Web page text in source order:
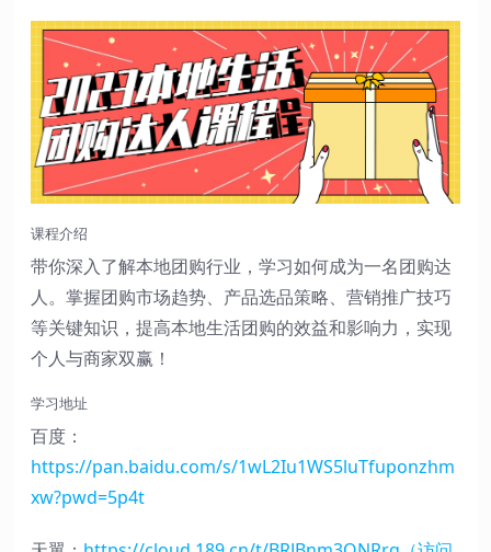
课程介绍
带你深入了解本地团购行业，学习如何成为一名团购达
人。掌握团购市场趋势、产品选品策略、营销推广技巧
等关键知识，提高本地生活团购的效益和影响力，实现
个人与商家双赢！
学习地址
百度：
https://pan.baidu.com/s/1wL2Iu1WS5luTfuponzhm
xw?pwd=5p4t